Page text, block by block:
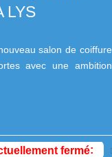
LYS
salon de coiffure
avec une ambition
fermé: